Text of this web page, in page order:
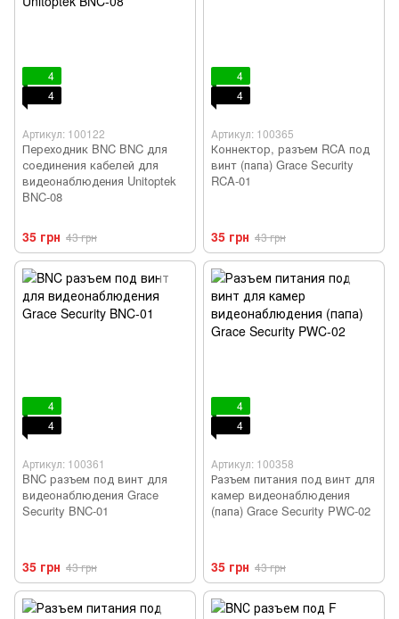
4
4
Артикул: 100122
Переходник BNC BNC для
соединения кабелей для
видеонаблюдения Unitoptek
BNC-08
35 грн 43 грн
4
4
Артикул: 100365
Коннектор, разъем RCA под
винт (папа) Grace Security
RCA-01
35 грн 43 грн
4
4
Артикул: 100361
BNC разъем под винт для
видеонаблюдения Grace
Security BNC-01
35 грн 43 грн
4
4
Артикул: 100358
Разъем питания под винт для
камер видеонаблюдения
(папа) Grace Security PWC-02
35 грн 43 грн